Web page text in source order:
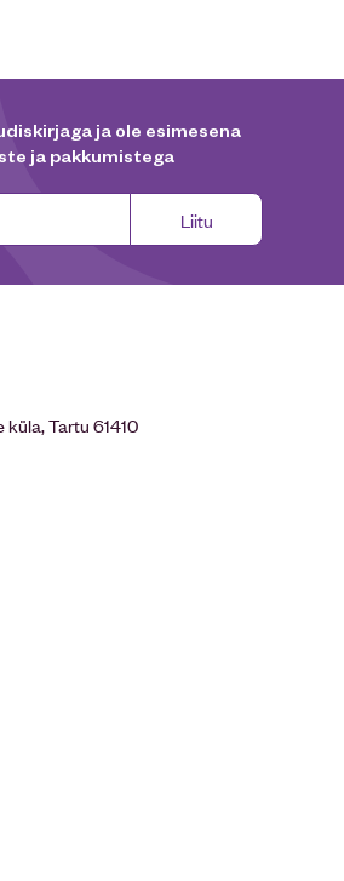
ja ole esimesena
ja pakkumistega
Liitu
küla, Tartu 61410